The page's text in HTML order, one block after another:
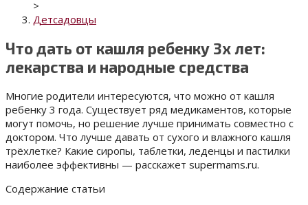
>
Детсадовцы
Что дать от кашля ребенку 3х лет:
лекарства и народные средства
Многие родители интересуются, что можно от кашля
ребенку 3 года. Существует ряд медикаментов, которые
могут помочь, но решение лучше принимать совместно с
доктором. Что лучше давать от сухого и влажного кашля
трёхлетке? Какие сиропы, таблетки, леденцы и пастилки
наиболее эффективны — расскажет supermams.ru.
Содержание статьи